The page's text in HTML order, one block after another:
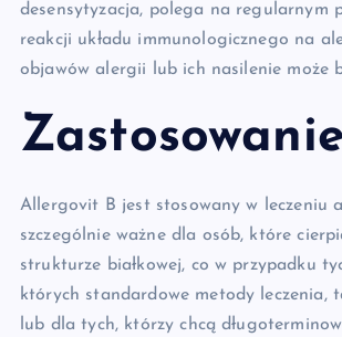
desensytyzacja, polega na regularnym
reakcji układu immunologicznego na
objawów alergii lub ich nasilenie może
Allergovit B jest stosowany w leczeniu
szczególnie ważne dla osób, które
strukturze białkowej, co w przypadku
których standardowe metody leczenia,
lub dla tych, którzy chcą